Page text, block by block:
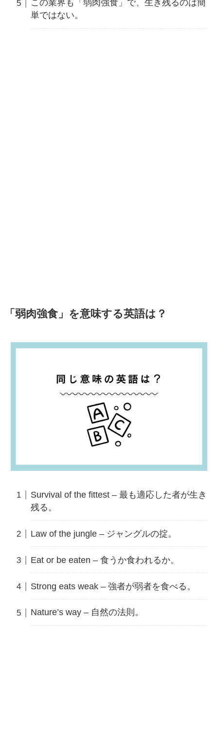
この業界も「弱肉強食」で、生き残るのは簡
単ではない。
「弱肉強食」を意味する英語は？
Survival of the fittest – 最も適応した者が生き
残る。
Law of the jungle – ジャングルの掟。
Eat or be eaten – 食うか食われるか。
Strong eats weak – 強者が弱者を食べる。
Nature’s way – 自然の法則。